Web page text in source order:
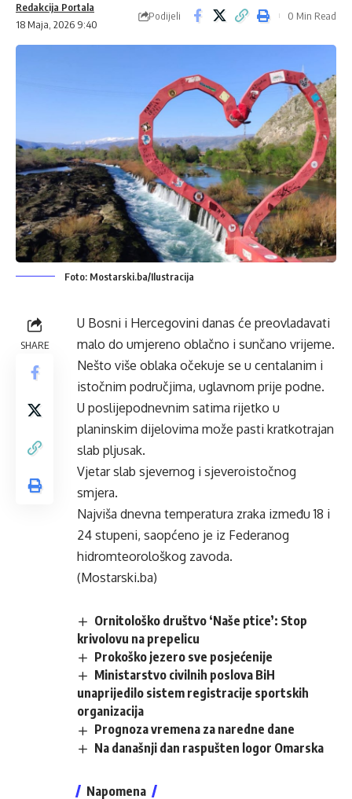
18 Maja, 2026 9:40
Redakcija Portala
Podijeli 0 Min Read
Foto: Mostarski.ba/Ilustracija
SHARE
U Bosni i Hercegovini danas će preovladavati
malo do umjereno oblačno i sunčano vrijeme.
Nešto više oblaka očekuje se u centalanim i
istočnim područjima, uglavnom prije podne.
U poslijepodnevnim satima rijetko u
planinskim dijelovima može pasti kratkotrajan
slab pljusak.
Vjetar slab sjevernog i sjeveroistočnog
smjera.
Najviša dnevna temperatura zraka između 18 i
24 stupeni, saopćeno je iz Federanog
hidromteorološkog zavoda.
(Mostarski.ba)
Ornitološko društvo ‘Naše ptice’: Stop
krivolovu na prepelicu
Prokoško jezero sve posjećenije
Ministarstvo civilnih poslova BiH
unaprijedilo sistem registracije sportskih
organizacija
Prognoza vremena za naredne dane
Na današnji dan raspušten logor Omarska
Napomena